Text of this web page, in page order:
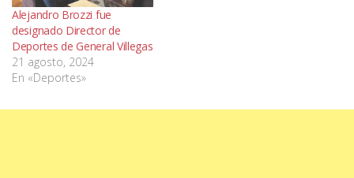
Alejandro Brozzi fue
designado Director de
Deportes de General Villegas
21 agosto, 2024
En «Deportes»